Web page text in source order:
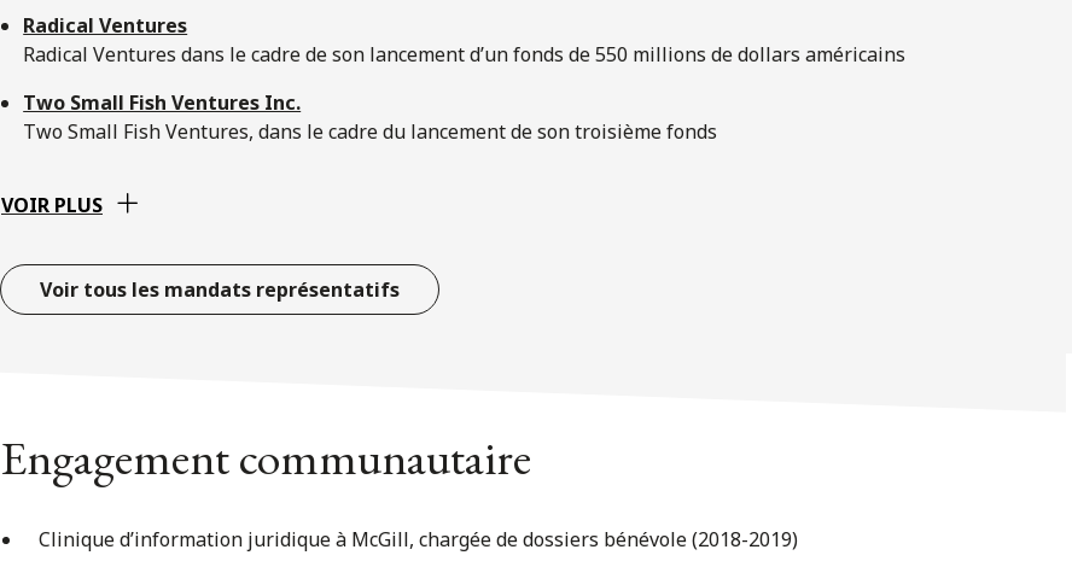
Radical Ventures
Radical Ventures dans le cadre de son lancement d’un fonds de 550 millions de dollars américains
Two Small Fish Ventures Inc.
Two Small Fish Ventures, dans le cadre du lancement de son troisième fonds
VOIR PLUS
Voir tous les mandats représentatifs
Engagement communautaire
Clinique d’information juridique à McGill, chargée de dossiers bénévole (2018-2019)